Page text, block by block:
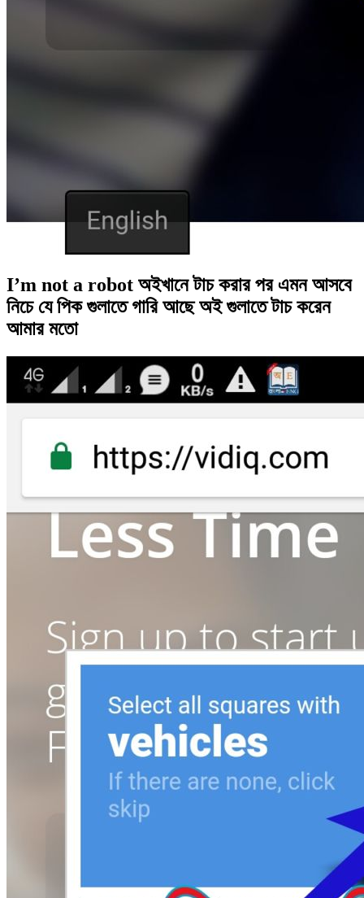
I’m not a robot অইখানে টাচ করার পর এমন আসবে
নিচে যে পিক গুলাতে গারি আছে অই গুলাতে টাচ করেন
আমার মতো